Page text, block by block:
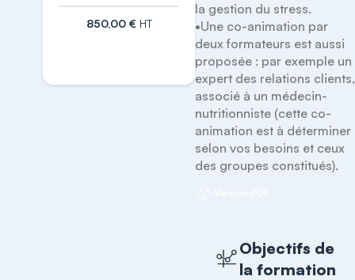
850,00 € HT
la gestion du stress.
•Une co-animation par
deux formateurs est aussi
proposée : par exemple un
expert des relations clients,
associé à un médecin-
nutritionniste (cette co-
animation est à déterminer
selon vos besoins et ceux
des groupes constitués).
Objectifs de
la formation